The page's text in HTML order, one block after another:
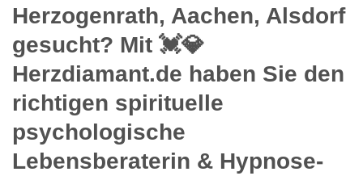
Herzogenrath, Aachen, Alsdorf
gesucht? Mit 💓️💎
Herzdiamant.de haben Sie den
richtigen spirituelle
psychologische
Lebensberaterin & Hypnose-